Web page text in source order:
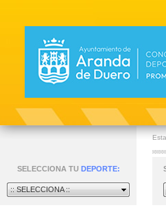
SELECCIONA TU DEPORTE:
:: SELECCIONA ::